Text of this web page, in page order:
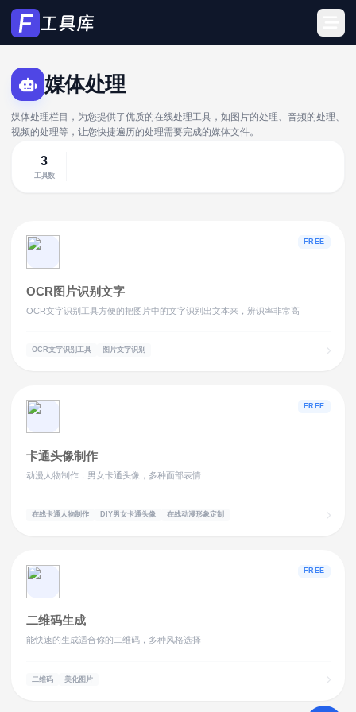
媒体处理
媒体处理栏目，为您提供了优质的在线处理工具，如图片的处理、音频的处理、
视频的处理等，让您快捷遍历的处理需要完成的媒体文件。
3
工具数
FREE
OCR图片识别文字
OCR文字识别工具方便的把图片中的文字识别出文本来，辨识率非常高
OCR文字识别工具 图片文字识别
FREE
卡通头像制作
动漫人物制作，男女卡通头像，多种面部表情
在线卡通人物制作 DIY男女卡通头像 在线动漫形象定制
FREE
二维码生成
能快速的生成适合你的二维码，多种风格选择
二维码 美化图片